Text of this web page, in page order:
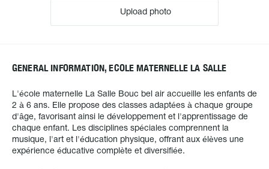
Upload photo
GENERAL INFORMATION, ECOLE MATERNELLE LA SALLE
L'école maternelle La Salle Bouc bel air accueille les enfants de
2 à 6 ans. Elle propose des classes adaptées à chaque groupe
d'âge, favorisant ainsi le développement et l'apprentissage de
chaque enfant. Les disciplines spéciales comprennent la
musique, l'art et l'éducation physique, offrant aux élèves une
expérience éducative complète et diversifiée.